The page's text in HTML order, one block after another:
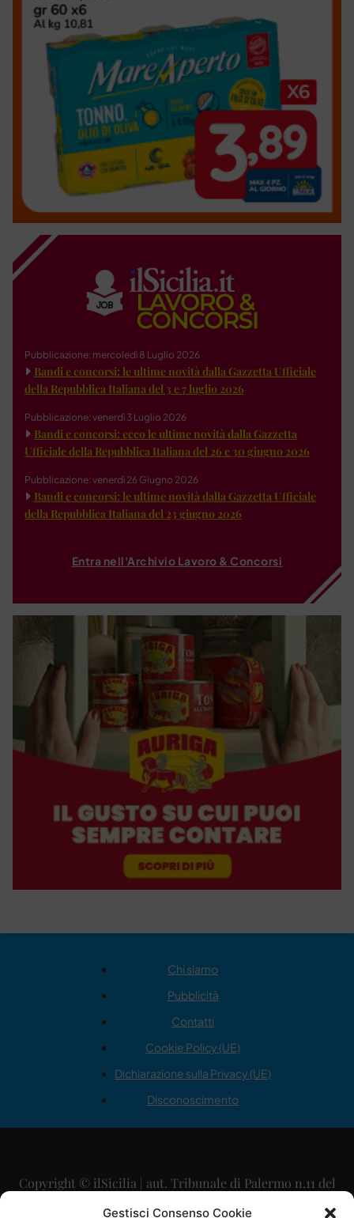
Gestisci Consenso Cookie
Pubblicazione: mercoledì 8 Luglio 2026
Bandi e concorsi: le ultime novità dalla Gazzetta Ufficiale
della Repubblica Italiana del 3 e 7 luglio 2026
Pubblicazione: venerdì 3 Luglio 2026
Bandi e concorsi: ecco le ultime novità dalla Gazzetta
Ufficiale della Repubblica Italiana del 26 e 30 giugno 2026
Pubblicazione: venerdì 26 Giugno 2026
Bandi e concorsi: le ultime novità dalla Gazzetta Ufficiale
della Repubblica Italiana del 23 giugno 2026
Entra nell'Archivio Lavoro & Concorsi
Chi siamo
Pubblicità
Contatti
Cookie Policy (UE)
Dichiarazione sulla Privacy (UE)
Disconoscimento
Copyright © ilSicilia | aut. Tribunale di Palermo n.11 del
29/09/2015